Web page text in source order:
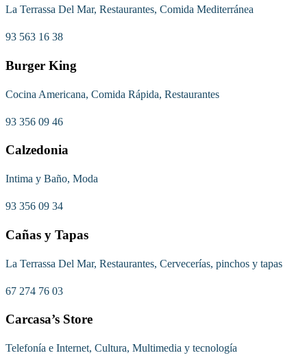
La Terrassa Del Mar, Restaurantes, Comida Mediterránea
93 563 16 38
Burger King
Cocina Americana, Comida Rápida, Restaurantes
93 356 09 46
Calzedonia
Intima y Baño, Moda
93 356 09 34
Cañas y Tapas
La Terrassa Del Mar, Restaurantes, Cervecerías, pinchos y tapas
67 274 76 03
Carcasa’s Store
Telefonía e Internet, Cultura, Multimedia y tecnología